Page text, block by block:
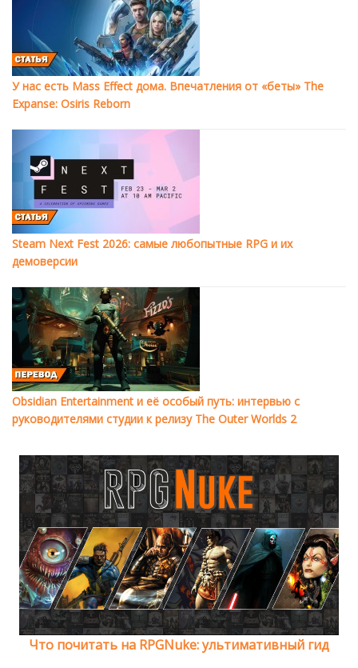
У нас есть Mass Effect дома. Впечатления от «беты» The
Expanse: Osiris Reborn
Steam Next Fest 2026: самые любопытные RPG и их
демоверсии
Obsidian Entertainment и её особый путь: интервью с
руководителями студии к релизу The Outer Worlds 2
Что почитать на RPGNuke: ультимативный гид